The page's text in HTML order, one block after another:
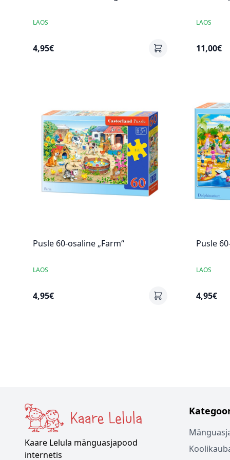
LAOS
4,95€
LAOS
11,00€
Pusle 60-osaline „Farm“
LAOS
4,95€
Pusle
LAOS
4,95€
Kaare Lelula mänguasjapood
internetis